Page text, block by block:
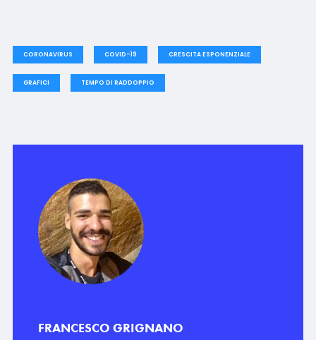
CORONAVIRUS COVID-19 CRESCITA ESPONENZIALE
GRAFICI TEMPO DI RADDOPPIO
FRANCESCO GRIGNANO